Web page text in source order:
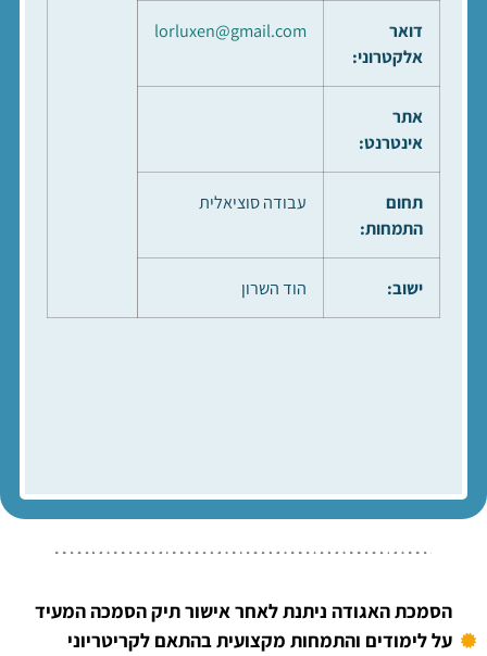
דואר
אלקטרוני:
lorluxen@gmail.com
אתר
אינטרנט:
תחום
התמחות:
עבודה סוציאלית
ישוב: הוד השרון
הסמכת האגודה ניתנת לאחר אישור תיק הסמכה המעיד
על לימודים והתמחות מקצועית בהתאם לקריטריוני